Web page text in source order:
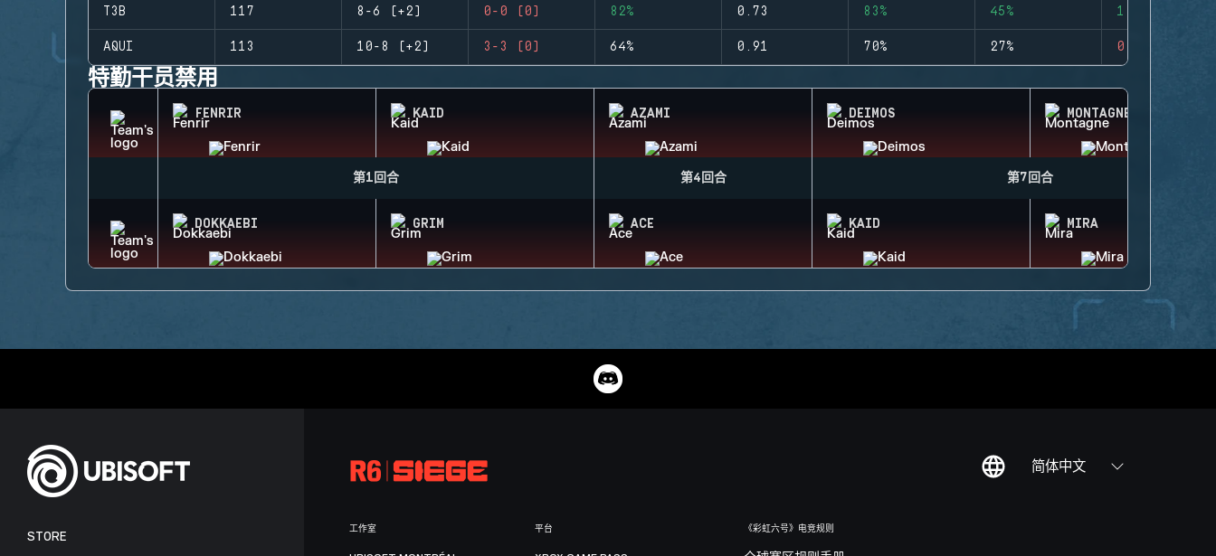
T3B 117 8-6 (+2) 0-0 (0) 82% 0.73 83% 45% 1
AQUI 113 10-8 (+2) 3-3 (0) 64% 0.91 70% 27% 0
特勤干员禁用
FENRIR KAID AZAMI DEIMOS MONTAGNE
第1回合 第4回合 第7回合
DOKKAEBI GRIM ACE KAID MIRA
简体中文
STORE
工作室 平台 《彩虹六号》电竞规则